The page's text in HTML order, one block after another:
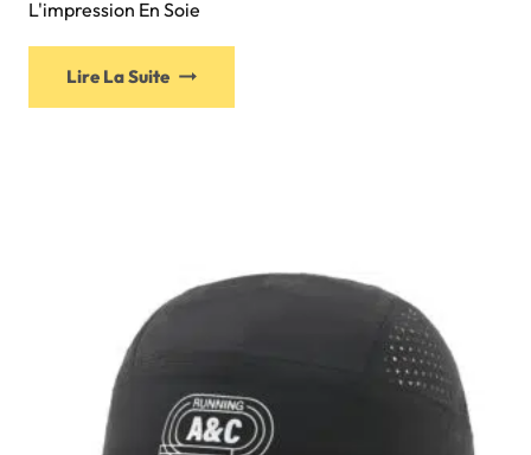
L'impression En Soie
Lire La Suite